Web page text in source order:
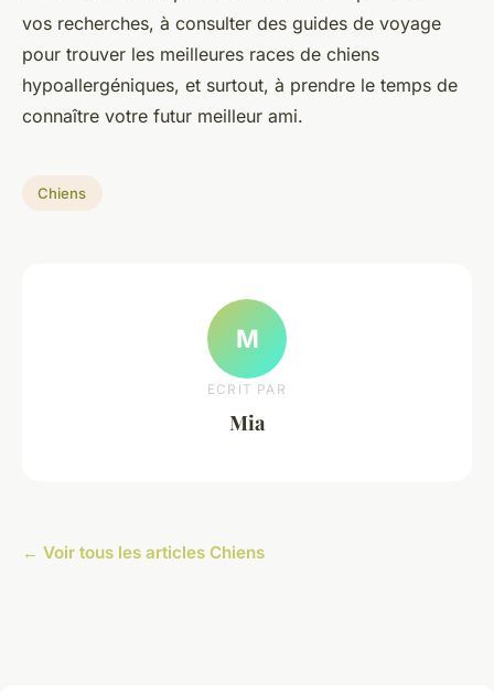
vos recherches, à consulter des guides de voyage
pour trouver les meilleures races de chiens
hypoallergéniques, et surtout, à prendre le temps de
connaître votre futur meilleur ami.
Chiens
M
ECRIT PAR
Mia
← Voir tous les articles Chiens